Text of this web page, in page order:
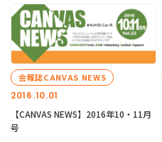
2016.10.01
会報誌CANVAS NEWS
【CANVAS NEWS】2016年10・11月
号